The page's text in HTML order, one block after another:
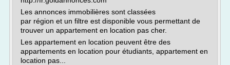
Les annonces immobilières sont classées
par région et un filtre est disponible vous permettant de
trouver un appartement en location pas cher.
Les appartement en location peuvent être des
appartements en location pour étudiants, appartement en
location pas...